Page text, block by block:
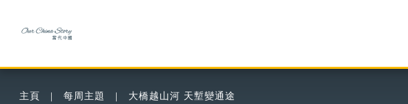
主頁 每周主題 大橋越山河 天塹變通途